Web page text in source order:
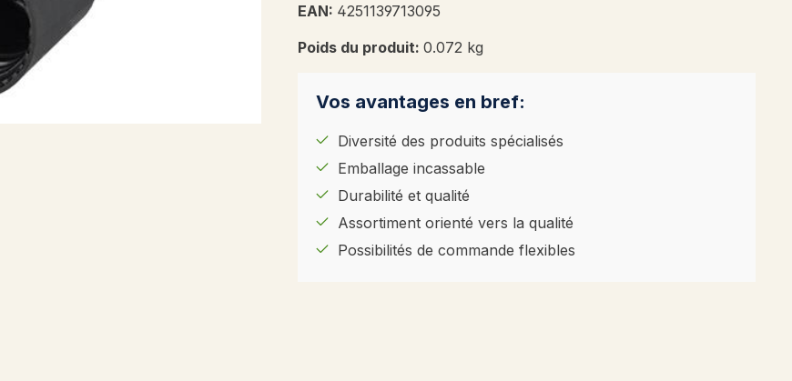
EAN: 4251139713095
Poids du produit: 0.072 kg
Vos avantages en bref:
Diversité des produits spécialisés
Emballage incassable
Durabilité et qualité
Assortiment orienté vers la qualité
Possibilités de commande flexibles